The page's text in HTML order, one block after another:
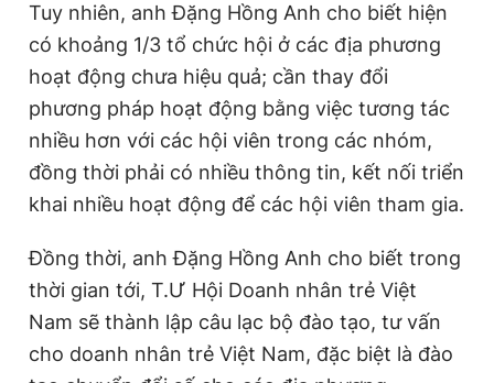
Tuy nhiên, anh Đặng Hồng Anh cho biết hiện
có khoảng 1/3 tổ chức hội ở các địa phương
hoạt động chưa hiệu quả; cần thay đổi
phương pháp hoạt động bằng việc tương tác
nhiều hơn với các hội viên trong các nhóm,
đồng thời phải có nhiều thông tin, kết nối triển
khai nhiều hoạt động để các hội viên tham gia.
Đồng thời, anh Đặng Hồng Anh cho biết trong
thời gian tới, T.Ư Hội Doanh nhân trẻ Việt
Nam sẽ thành lập câu lạc bộ đào tạo, tư vấn
cho doanh nhân trẻ Việt Nam, đặc biệt là đào